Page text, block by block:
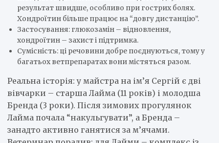
результат швидше, особливо при гострих болях.
Хондроїтин більше працює на “довгу дистанцію”.
Застосування: глюкозамін – відновлення,
хондроїтин – захист і підтримка.
Сумісність: ці речовини добре поєднуються, тому у
багатьох ветпрепаратах вони містяться разом.
Реальна історія: у майстра на ім’я Сергій є дві
вівчарки – старша Лайма (11 років) і молодша
Бренда (3 роки). Після зимових прогулянок
Лайма почала “накульгувати”, а Бренда –
занадто активно ганятися за м’ячами.